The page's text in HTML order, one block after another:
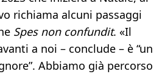
richiama alcuni passaggi
Spes non confundit. «Il
a noi – conclude – è “un
Abbiamo già percorso